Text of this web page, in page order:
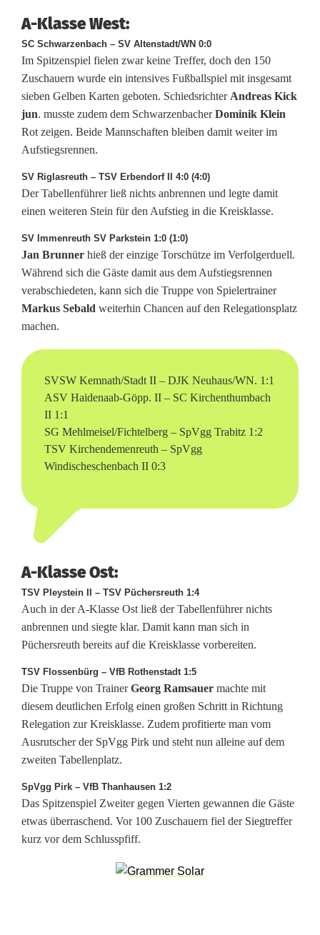
V
f
B
R
o
h
e
n
s
t
a
d
f
i
e
r
t
v
o
n
P
i
r
k
A-Klasse West:
SC Schwarzenbach – SV Altenstadt/WN 0:0
Im Spitzenspiel fielen zwar keine Treffer, doch den 150
Zuschauern wurde ein intensives Fußballspiel mit insgesamt
sieben Gelben Karten geboten. Schiedsrichter Andreas Kick
jun. musste zudem dem SchwarzenbacherDominik Klein
Rot zeigen. Beide Mannschaften bleiben damit weiter im
Aufstiegsrennen.
SV Riglasreuth – TSV Erbendorf II 4:0 (4:0)
Der Tabellenführer ließ nichts anbrennen und legte damit
einen weiteren Stein für den Aufstieg in die Kreisklasse.
SV Immenreuth SV Parkstein 1:0 (1:0)
Jan Brunner hieß der einzige Torschütze im Verfolgerduell.
Während sich die Gäste damit aus dem Aufstiegsrennen
verabschiedeten, kann sich die Truppe von Spielertrainer
Markus Sebald weiterhin Chancen auf den Relegationsplatz
machen.
SVSW Kemnath/Stadt II – DJK Neuhaus/WN. 1:1
ASV Haidenaab-Göpp. II – SC Kirchenthumbach
II 1:1
SG Mehlmeisel/Fichtelberg – SpVgg Trabitz 1:2
TSV Kirchendemenreuth – SpVgg
Windischeschenbach II 0:3
A-Klasse Ost:
TSV Pleystein II – TSV Püchersreuth 1:4
Auch in der A-Klasse Ost ließ der Tabellenführer nichts
anbrennen und siegte klar. Damit kann man sich in
Püchersreuth bereits auf die Kreisklasse vorbereiten.
TSV Flossenbürg – VfB Rothenstadt 1:5
Die Truppe von TrainerGeorg Ramsauer machte mit
diesem deutlichen Erfolg einen großen Schritt in Richtung
Relegation zur Kreisklasse. Zudem profitierte man vom
Ausrutscher der SpVgg Pirk und steht nun alleine auf dem
zweiten Tabellenplatz.
SpVgg Pirk – VfB Thanhausen 1:2
Das Spitzenspiel Zweiter gegen Vierten gewannen die Gäste
etwas überraschend. Vor 100 Zuschauern fiel der Siegtreffer
kurz vor dem Schlusspfiff.